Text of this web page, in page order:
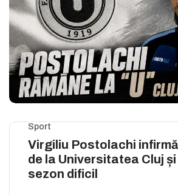
Sport
Virgiliu Postolachi
de la Universitatea Cluj
sezon dificil